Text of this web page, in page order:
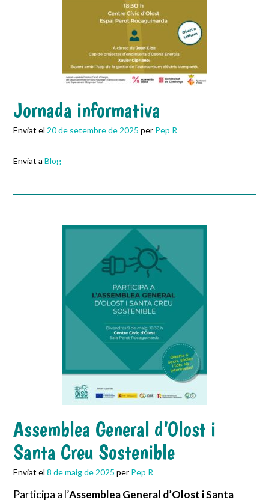
Jornada informativa
Enviat el 20 de setembre de 2025 per Pep R
Enviat a Blog
Assemblea General d’Olost i
Santa Creu Sostenible
Enviat el 8 de maig de 2025 per Pep R
Participa a l’Assemblea General d’Olost i Santa